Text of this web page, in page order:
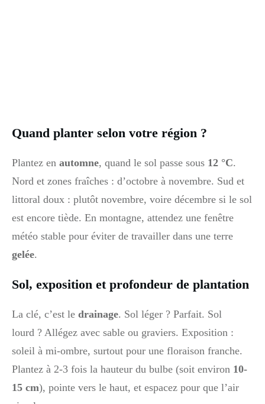
Quand planter selon votre région ?
Plantez en automne, quand le sol passe sous 12 °C.
Nord et zones fraîches : d’octobre à novembre. Sud et
littoral doux : plutôt novembre, voire décembre si le sol
est encore tiède. En montagne, attendez une fenêtre
météo stable pour éviter de travailler dans une terre
gelée.
Sol, exposition et profondeur de plantation
La clé, c’est le drainage. Sol léger ? Parfait. Sol
lourd ? Allégez avec sable ou graviers. Exposition :
soleil à mi-ombre, surtout pour une floraison franche.
Plantez à 2-3 fois la hauteur du bulbe (soit environ 10-
15 cm), pointe vers le haut, et espacez pour que l’air